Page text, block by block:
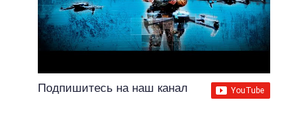
Подпишитесь на наш канал